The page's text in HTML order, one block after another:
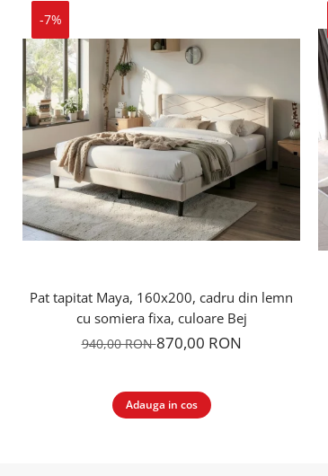
-7%
Pat tapitat Maya, 160x200, cadru din lemn
cu somiera fixa, culoare Bej
940,00 RON870,00 RON
Adauga in cos